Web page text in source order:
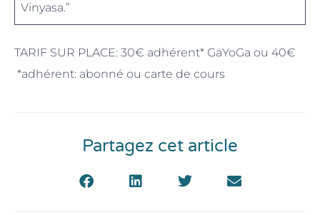
Vinyasa.”
TARIF SUR PLACE: 30€ adhérent* GäYoGa ou 40€
*adhérent: abonné ou carte de cours
Partagez cet article